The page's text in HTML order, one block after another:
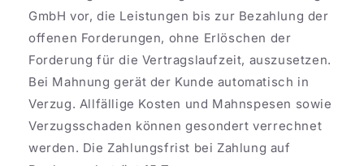
GmbH vor, die Leistungen bis zur Bezahlung der
offenen Forderungen, ohne Erlöschen der
Forderung für die Vertragslaufzeit, auszusetzen.
Bei Mahnung gerät der Kunde automatisch in
Verzug. Allfällige Kosten und Mahnspesen sowie
Verzugsschaden können gesondert verrechnet
werden. Die Zahlungsfrist bei Zahlung auf